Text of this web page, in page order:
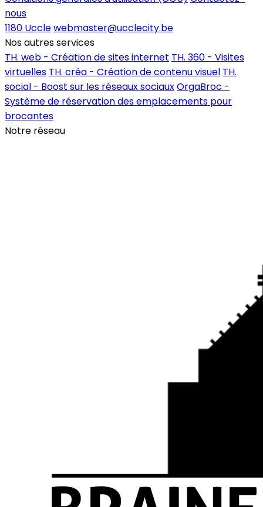
nous
1180 Ucclewebmaster@ucclecity.be
Nos autres services
TH. web - Création de sites internet TH. 360 - Visites
virtuelles TH. créa - Création de contenu visuel TH.
social - Boost sur les réseaux sociauxOrgaBroc -
Système de réservation des emplacements pour
brocantes
Notre réseau